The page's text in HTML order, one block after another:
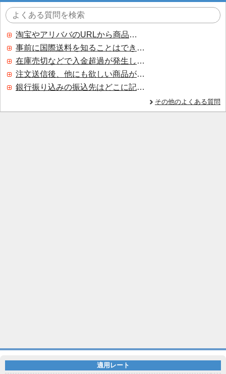
淘宝やアリババのURLから商品を探すことはできますか？
事前に国際送料を知ることはできますか？
在庫売切などで入金超過が発生した場合はいつ返金されますか？
注文送信後、他にも欲しい商品が見つかった場合、追加注文できますか？
銀行振り込みの振込先はどこに記載されていますか？
その他のよくある質問
適用レート